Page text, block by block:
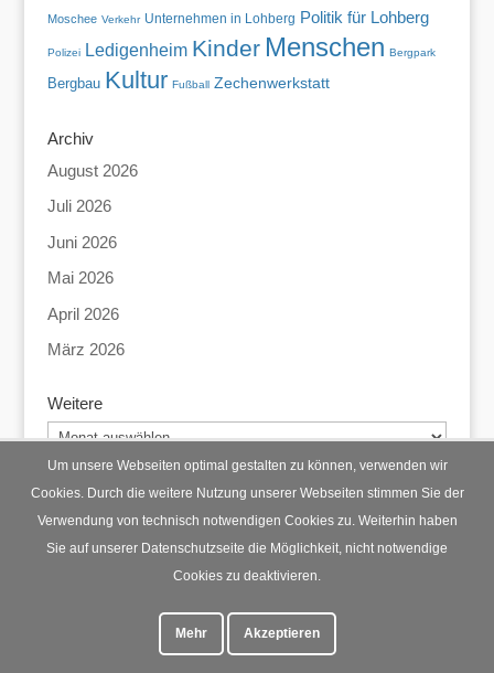
Moschee Verkehr Unternehmen in Lohberg Politik für Lohberg
Polizei Ledigenheim Kinder Menschen Bergpark
Bergbau Kultur Fußball Zechenwerkstatt
Archiv
August 2026
Juli 2026
Juni 2026
Mai 2026
April 2026
März 2026
Weitere
Weitere
Startseite Datenschutz Impressum
© Lohberg Mittendrin 2023
Um unsere Webseiten optimal gestalten zu können, verwenden wir
Cookies. Durch die weitere Nutzung unserer Webseiten stimmen Sie der
Verwendung von technisch notwendigen Cookies zu. Weiterhin haben
Sie auf unserer Datenschutzseite die Möglichkeit, nicht notwendige
Cookies zu deaktivieren.
Mehr Akzeptieren